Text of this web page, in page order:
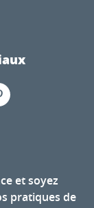
et soyez
pratiques de